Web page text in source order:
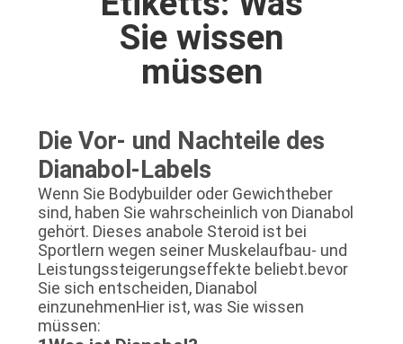
NACHRICHTEN
SITEMAP
PRIVACY
POLICY
Sie wissen
müssen
Die Vor- und Nachteile des
Dianabol-Labels
Wenn Sie Bodybuilder oder Gewichtheber
sind, haben Sie wahrscheinlich von Dianabol
gehört. Dieses anabole Steroid ist bei
Sportlern wegen seiner Muskelaufbau- und
Leistungssteigerungseffekte beliebt.bevor
Sie sich entscheiden, Dianabol
einzunehmenHier ist, was Sie wissen
müssen: